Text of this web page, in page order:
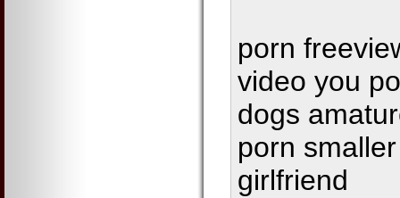
porn
video you
dogs
porn
girlfriend